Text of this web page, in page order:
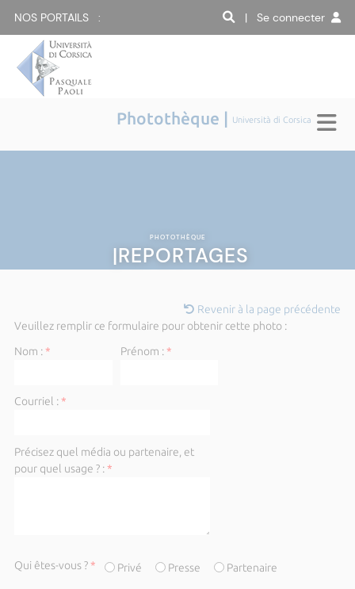
NOS PORTAILS : | Se connecter
Photothèque | Università di Corsica
PHOTOTHÈQUE
|REPORTAGES
Revenir à la page précédente
Veuillez remplir ce formulaire pour obtenir cette photo :
Nom :* Prénom :*
Courriel :*
Précisez quel média ou partenaire, et
pour quel usage ? :*
Qui êtes-vous ?* Privé Presse Partenaire